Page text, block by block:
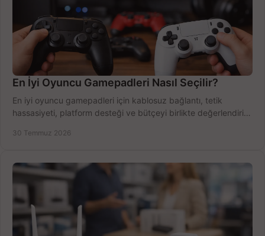
En İyi Oyuncu Gamepadleri Nasıl Seçilir?
En iyi oyuncu gamepadleri için kablosuz bağlantı, tetik
hassasiyeti, platform desteği ve bütçeyi birlikte değerlendirin;
30 Temmuz 2026